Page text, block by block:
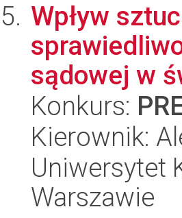
Wpływ
sądowej w
Konkurs:
Kierownik:
Uniwersytet
Warszawie